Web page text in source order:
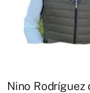
Nino Rodríguez